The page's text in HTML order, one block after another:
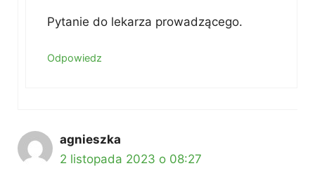
Pytanie do lekarza prowadzącego.
Odpowiedz
agnieszka
2 listopada 2023 o 08:27